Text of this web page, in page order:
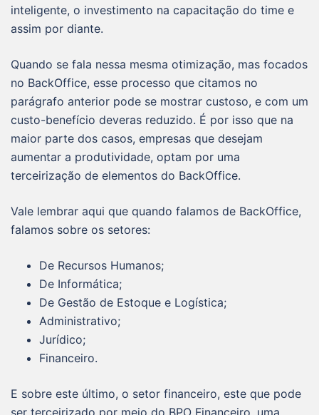
inteligente, o investimento na capacitação do time e
assim por diante.
Quando se fala nessa mesma otimização, mas focados
no BackOffice, esse processo que citamos no
parágrafo anterior pode se mostrar custoso, e com um
custo-benefício deveras reduzido. É por isso que na
maior parte dos casos, empresas que desejam
aumentar a produtividade, optam por uma
terceirização de elementos do BackOffice.
Vale lembrar aqui que quando falamos de BackOffice,
falamos sobre os setores:
De Recursos Humanos;
De Informática;
De Gestão de Estoque e Logística;
Administrativo;
Jurídico;
Financeiro.
E sobre este último, o setor financeiro, este que pode